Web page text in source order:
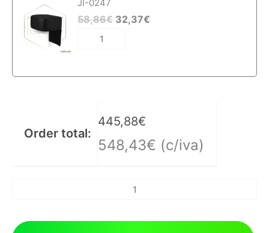
JI-0247
58,86€ 32,37€
Cadeira
de
Cabeleireiro
EWMI-
Order total:
445,88€
548,43€ (c/iva)